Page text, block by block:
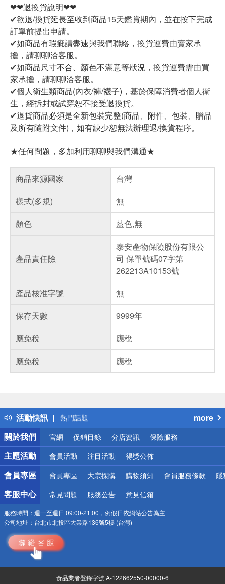
❤❤退換貨說明❤❤
✔欲退/換貨延長至收到商品15天鑑賞期內，並在按下完成
訂單前提出申請。
✔如商品有瑕疵請盡速與我們聯絡，換貨運費由賣家承
擔，請聊聊洽客服。
✔如商品尺寸不合、顏色不滿意等狀況，換貨運費需由買
家承擔，請聊聊洽客服。
✔個人衛生類商品(內衣/褲/襪子)，基於保障消費者個人衛
生，經拆封或試穿恕不接受退換貨。
✔退貨商品必須是全新包裝完整(商品、附件、包裝、贈品
及所有隨附文件)，如有缺少恕無法辦理退/換貨程序。
★任何問題，多加利用聊聊與我們溝通★
商品來源國家
台灣
樣式(多規)
無
顏色
藍色,無
產品責任險
泰安產物保險股份有限公
司 保單號碼07字第
262213A10153號
產品核准字號
無
保存天數
9999年
應免稅
應稅
應免稅
應稅
活動快訊
得獎公告
熱門話題
銀行優惠
偏遠地區配送
詐騙網頁！請小心！
more
關於我們
官網 促銷目錄 分店資訊 保險服務
主題活動 會員活動 注目活動 得獎公佈
會員專區 會員專區 大宗採購 購物須知 會員服務條款 隱
客服中心 常見問題 服務公告 意見信箱
服務時間： 週一至週日 09:00-21:00，例假日依網站公告為主
公司地址： 台北市北投區大業路136號5樓 (台灣)
食品業者登錄字號 A-122662550-00000-6